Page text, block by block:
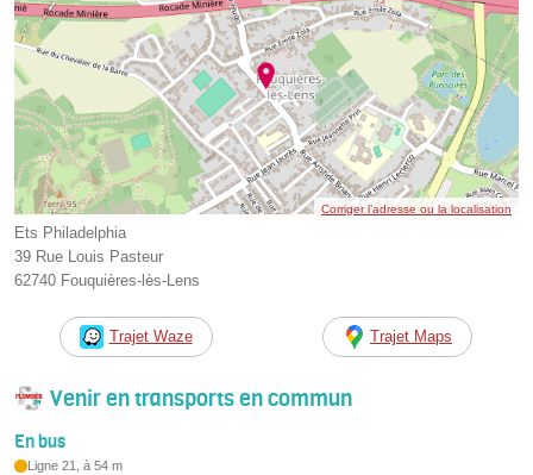
Corriger l’adresse ou la localisation
Ets Philadelphia
39 Rue Louis Pasteur
62740 Fouquières-lès-Lens
Trajet Waze Trajet Maps
Venir en transports en commun
En bus
Ligne 21, à 54 m